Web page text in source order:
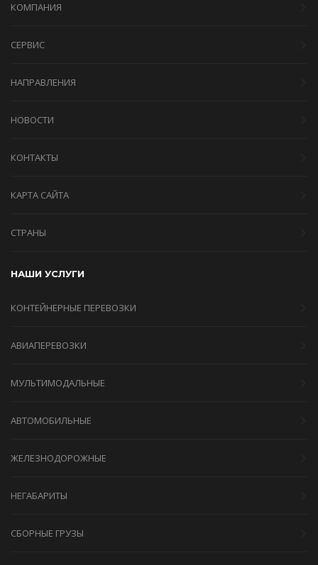
КОМПАНИЯ
СЕРВИС
НАПРАВЛЕНИЯ
НОВОСТИ
КОНТАКТЫ
КАРТА САЙТА
СТРАНЫ
НАШИ УСЛУГИ
КОНТЕЙНЕРНЫЕ ПЕРЕВОЗКИ
АВИАПЕРЕВОЗКИ
МУЛЬТИМОДАЛЬНЫЕ
АВТОМОБИЛЬНЫЕ
ЖЕЛЕЗНОДОРОЖНЫЕ
НЕГАБАРИТЫ
СБОРНЫЕ ГРУЗЫ